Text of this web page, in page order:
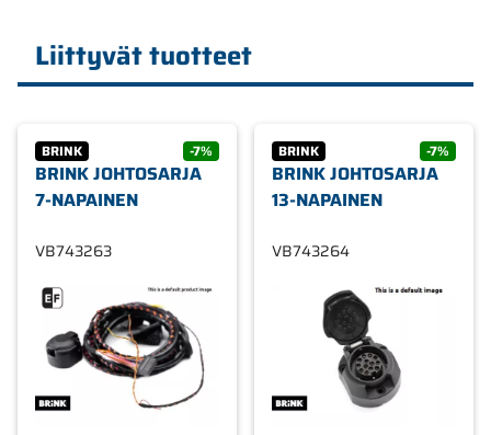
Liittyvät tuotteet
BRINK -7%
BRINK JOHTOSARJA
7-NAPAINEN
VB743263
BRINK -7%
BRINK JOHTOSARJA
13-NAPAINEN
VB743264